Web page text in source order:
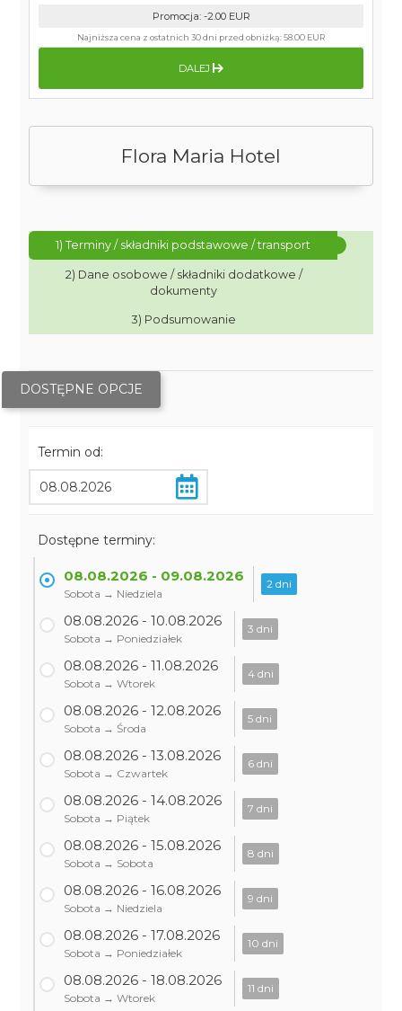
Flora Maria Hotel
1) Terminy / składniki podstawowe / transport
2) Dane osobowe / składniki dodatkowe /
dokumenty
3) Podsumowanie
DOSTĘPNE OPCJE
Termin od:
Dostępne terminy:
08.08.2026 - 09.08.2026
Sobota → Niedziela
2 dni
08.08.2026 - 10.08.2026
Sobota → Poniedziałek
3 dni
08.08.2026 - 11.08.2026
Sobota → Wtorek
4 dni
08.08.2026 - 12.08.2026
Sobota → Środa
5 dni
08.08.2026 - 13.08.2026
Sobota → Czwartek
6 dni
08.08.2026 - 14.08.2026
Sobota → Piątek
7 dni
08.08.2026 - 15.08.2026
Sobota → Sobota
8 dni
08.08.2026 - 16.08.2026
Sobota → Niedziela
9 dni
08.08.2026 - 17.08.2026
Sobota → Poniedziałek
10 dni
08.08.2026 - 18.08.2026
Sobota → Wtorek
11 dni
Promocja: -2.00 EUR
Najniższa cena z ostatnich 30 dni przed obniżką:58.00 EUR
DALEJ